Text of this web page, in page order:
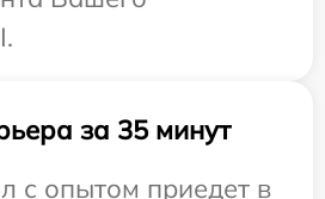
за 35 минут
с опытом приедет в